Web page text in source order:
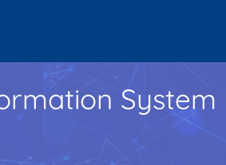
System